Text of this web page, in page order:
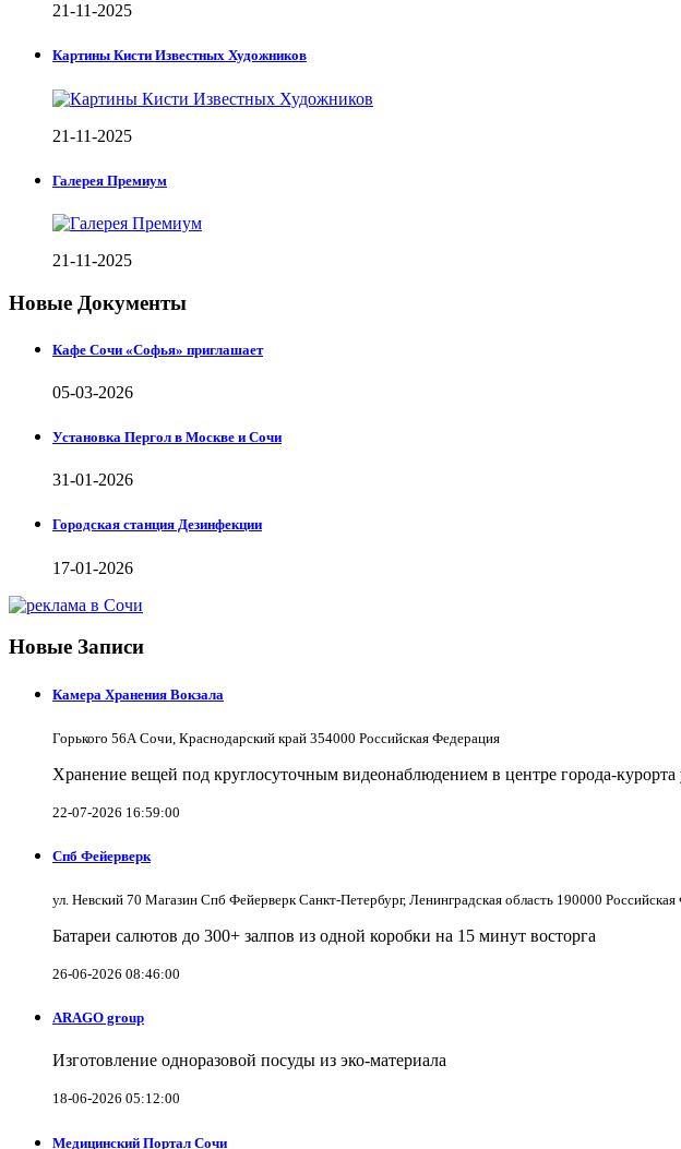
21-11-2025
Картины Кисти Известных Художников
21-11-2025
Галерея Премиум
21-11-2025
Новые Документы
Кафе Сочи «Софья» приглашает
05-03-2026
Установка Пергол в Москве и Сочи
31-01-2026
Городская станция Дезинфекции
17-01-2026
Новые Записи
Камера Хранения Вокзала
Горького 56А Сочи, Краснодарский край 354000 Российская Федерация
Хранение вещей под круглосуточным видеонаблюдением в центре города-
22-07-2026 16:59:00
Спб Фейерверк
ул. Невский 70 Магазин Спб Фейерверк Санкт-Петербург, Ленинградская область 190000
Батареи салютов до 300+ залпов из одной коробки на 15 минут восторга
26-06-2026 08:46:00
ARAGO group
Изготовление одноразовой посуды из эко-материала
18-06-2026 05:12:00
Медицинский Портал Сочи